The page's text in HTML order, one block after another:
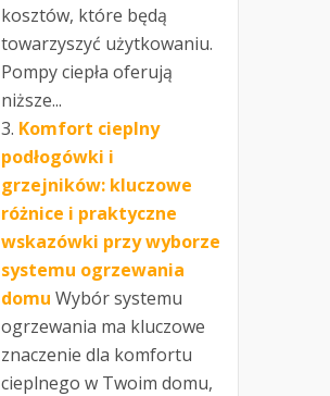
kosztów, które będą
towarzyszyć użytkowaniu.
Pompy ciepła oferują
niższe...
Komfort cieplny
podłogówki i
grzejników: kluczowe
różnice i praktyczne
wskazówki przy wyborze
systemu ogrzewania
domu Wybór systemu
ogrzewania ma kluczowe
znaczenie dla komfortu
cieplnego w Twoim domu,